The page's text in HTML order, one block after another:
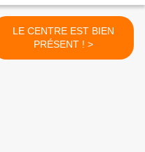
LE CENTRE EST BIEN
PRÉSENT ! >